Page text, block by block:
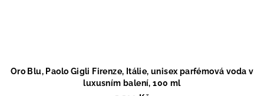
Oro Blu, Paolo Gigli Firenze, Itálie, unisex parfémová voda v
luxusním balení, 100 ml